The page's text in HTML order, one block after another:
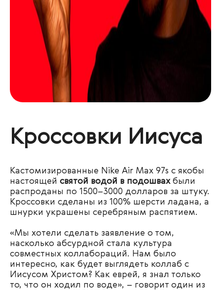
Кроссовки Иисуса
Кастомизированные Nike Air Max 97s с якобы
настоящей святой водой в подошвахбыли
распроданы по 1500–3000 долларов за штуку.
Кроссовки сделаны из 100% шерсти ладана, а
шнурки украшены серебряным распятием.
«Мы хотели сделать заявление о том,
насколько абсурдной стала культура
совместных коллабораций. Нам было
интересно, как будет выглядеть коллаб с
Иисусом Христом? Как еврей, я знал только
то, что он ходил по воде», – говорит один из